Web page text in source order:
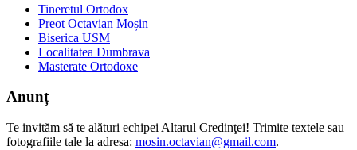
Tineretul Ortodox
Preot Octavian Moșin
Biserica USM
Localitatea Dumbrava
Masterate Ortodoxe
Anunț
Te invităm să te alături echipei Altarul Credinţei! Trimite textele sau
fotografiile tale la adresa: mosin.octavian@gmail.com.